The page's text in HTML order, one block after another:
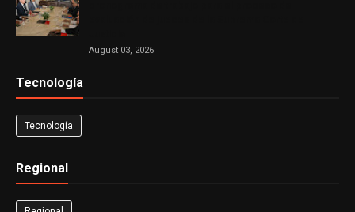
August 03, 2026
Tecnología
Tecnología
Regional